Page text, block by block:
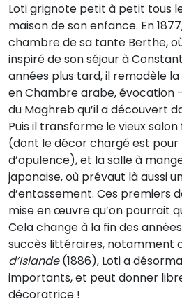
Loti grignote petit à petit tous
maison de son enfance. En
chambre de sa tante Berthe,
inspiré de son séjour à
années plus tard, il remodèle
en Chambre arabe, évocation
du Maghreb qu’il a découvert
Puis il transforme le vieux
(dont le décor chargé est pour
d’opulence), et la salle à
japonaise, où prévaut là aussi
d’entassement. Ces premiers
mise en œuvre qu’on pourrait
Cela change à la fin des
succès littéraires, notamment
d’Islande(1886), Loti a
importants, et peut donner
décoratrice !